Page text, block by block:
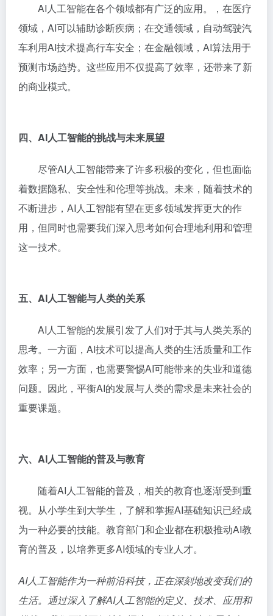
AI人工智能在各个领域都有广泛的应用。，在医疗
领域，AI可以辅助诊断疾病；在交通领域，自动驾驶汽
车利用AI技术提高行车安全；在金融领域，AI算法用于
预测市场趋势。这些应用不仅提高了效率，还带来了新
的商业模式。
四、AI人工智能的挑战与未来展望
尽管AI人工智能带来了许多积极的变化，但也面临
着数据隐私、安全性和伦理等挑战。未来，随着技术的
不断进步，AI人工智能有望在更多领域发挥更大的作
用，但同时也需要我们深入思考如何合理地利用和管理
这一技术。
五、AI人工智能与人类的关系
AI人工智能的发展引发了人们对于其与人类关系的
思考。一方面，AI技术可以提高人类的生活质量和工作
效率；另一方面，也需要警惕AI可能带来的失业和道德
问题。因此，平衡AI的发展与人类的需求是未来社会的
重要课题。
六、AI人工智能的普及与教育
随着AI人工智能的普及，相关的教育也逐渐受到重
视。从小学生到大学生，了解和掌握AI基础知识已经成
为一种必要的技能。教育部门和企业都在积极推动AI教
育的普及，以培养更多AI领域的专业人才。
AI人工智能作为一种前沿科技，正在深刻地改变我们的
生活。通过深入了解AI人工智能的定义、技术、应用和